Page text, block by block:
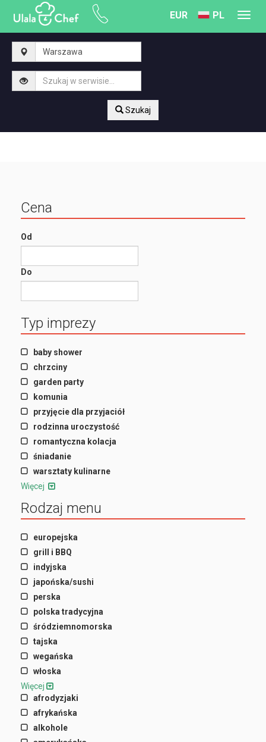
PL
EUR
Szukaj
Cena
Od
Do
Typ imprezy
baby shower
chrzciny
garden party
komunia
przyjęcie dla przyjaciół
rodzinna uroczystość
romantyczna kolacja
śniadanie
warsztaty kulinarne
Więcej
Rodzaj menu
europejska
grill i BBQ
indyjska
japońska/sushi
perska
polska tradycyjna
śródziemnomorska
tajska
wegańska
włoska
Więcej
afrodyzjaki
afrykańska
alkohole